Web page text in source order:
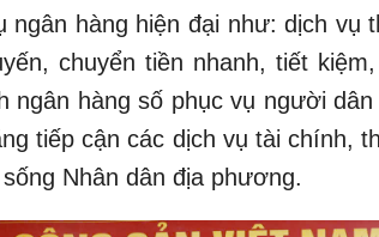
ngân hàng hiện đại như: dịch vụ
chuyển tiền nhanh, tiết
ngân hàng số phục vụ người
tiếp cận các dịch vụ tài chính,
Nhân dân địa phương.